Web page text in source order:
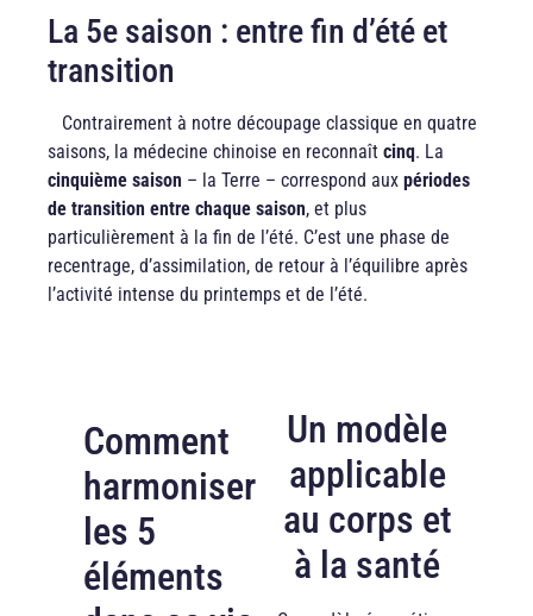
La 5e saison : entre fin d’été et
transition
Contrairement à notre découpage classique en quatre
saisons, la médecine chinoise en reconnaît cinq. La
cinquième saison – la Terre – correspond aux périodes
de transition entre chaque saison, et plus
particulièrement à la fin de l’été. C’est une phase de
recentrage, d’assimilation, de retour à l’équilibre après
l’activité intense du printemps et de l’été.
Un modèle
applicable
au corps et
à la santé
Comment
harmoniser
les 5
éléments